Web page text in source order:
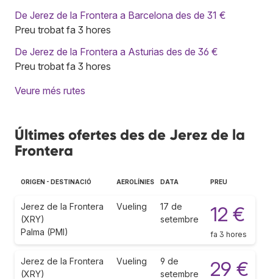
De Jerez de la Frontera a Barcelona des de 31 €
Preu trobat fa 3 hores
De Jerez de la Frontera a Asturias des de 36 €
Preu trobat fa 3 hores
Veure més rutes
Últimes ofertes des de Jerez de la
Frontera
ORIGEN - DESTINACIÓ AEROLÍNIES DATA PREU
Jerez de la Frontera
(XRY)
Palma (PMI)
Vueling
17 de
setembre
12 €
fa 3 hores
Jerez de la Frontera
(XRY)
Vueling
9 de
setembre
29 €